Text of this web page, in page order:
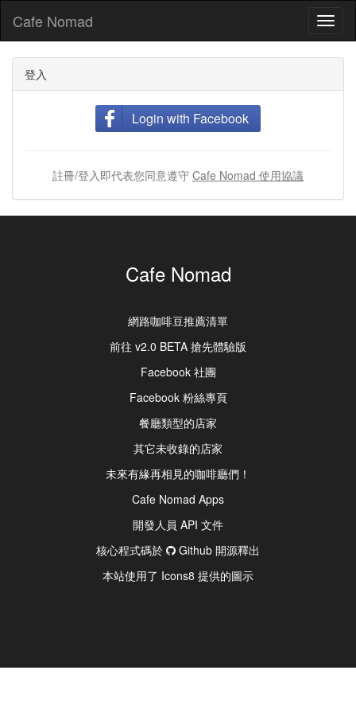
Cafe Nomad
登入
Login with Facebook
註冊/登入即代表您同意遵守 Cafe Nomad 使用協議
Cafe Nomad
網路咖啡豆推薦清單
前往 v2.0 BETA 搶先體驗版
Facebook 社團
Facebook 粉絲專頁
餐廳類型的店家
其它未收錄的店家
未來有緣再相見的咖啡廳們！
Cafe Nomad Apps
開發人員 API 文件
核心程式碼於
Github 開源釋出
本站使用了 Icons8 提供的圖示